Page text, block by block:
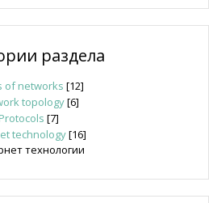
раздела
of networks [12]
topology[6]
Protocols [7]
technology[16]
технологии